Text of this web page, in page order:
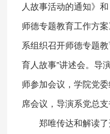
人故事活动的通知》
师德专题教育工作方
系组织召开师德专题
育人故事”讲述会。导
师参加会议，学院党
席会议，导演系党总支
郑唯传达和解读